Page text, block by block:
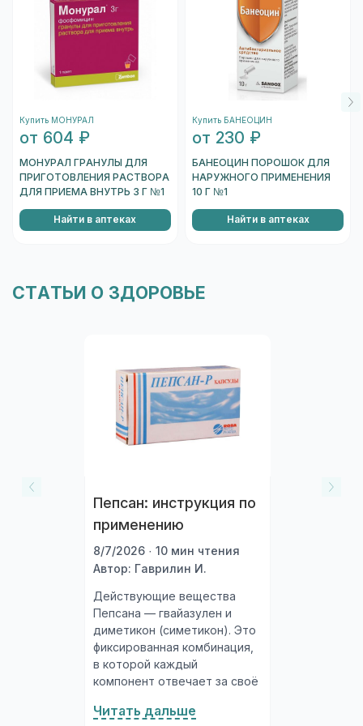
После этого запустится камера вашего
устройства. Необходимо навести на
штрихкод, который находится на одном из
торцов коробки, и отсканировать его.
После того, как сканер распознает штрихкод,
информацию о коробке.
Перейти к проверке подлинности
Купить МОНУРАЛ
от 604 ₽
МОНУРАЛ ГРАНУЛЫ ДЛЯ
ПРИГОТОВЛЕНИЯ РАСТВОРА
ДЛЯ ПРИЕМА ВНУТРЬ 3 Г №1
Найти в аптеках
Купить БАНЕОЦИН
от 230 ₽
БАНЕОЦИН ПОРОШОК ДЛЯ
НАРУЖНОГО ПРИМЕНЕНИЯ
10 Г №1
Найти в аптеках
СТАТЬИ О ЗДОРОВЬЕ
Пепсан: инструкция по
применению
8/7/2026 · 10 мин чтения
Автор: Гаврилин И.
Действующие вещества
Пепсана — гвайазулен и
диметикон (симетикон). Это
фиксированная комбинация,
в которой каждый
компонент отвечает за своё
Гвайазулен (от 3 до 6 мг на
Читать дальше